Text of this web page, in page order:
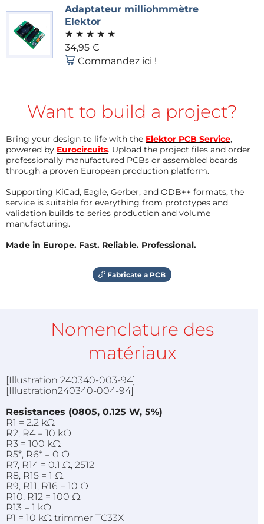
Adaptateur milliohmmètre
Elektor
★ ★ ★ ★ ★
34,95 €
Commandez ici !
Want to build a project?
Bring your design to life with the Elektor PCB Service,
powered by Eurocircuits. Upload the project files and order
professionally manufactured PCBs or assembled boards
through a proven European production platform.
Supporting KiCad, Eagle, Gerber, and ODB++ formats, the
service is suitable for everything from prototypes and
validation builds to series production and volume
manufacturing.
Made in Europe. Fast. Reliable. Professional.
Fabricate a PCB
Nomenclature des
matériaux
[Illustration 240340-003-94]
[Illustration240340-004-94]
Resistances (0805, 0.125 W, 5%)
R1 = 2.2 kΩ
R2, R4 = 10 kΩ
R3 = 100 kΩ
R5*, R6* = 0 Ω
R7, R14 = 0.1 Ω, 2512
R8, R15 = 1 Ω
R9, R11, R16 = 10 Ω
R10, R12 = 100 Ω
R13 = 1 kΩ
P1 = 10 kΩ trimmer TC33X